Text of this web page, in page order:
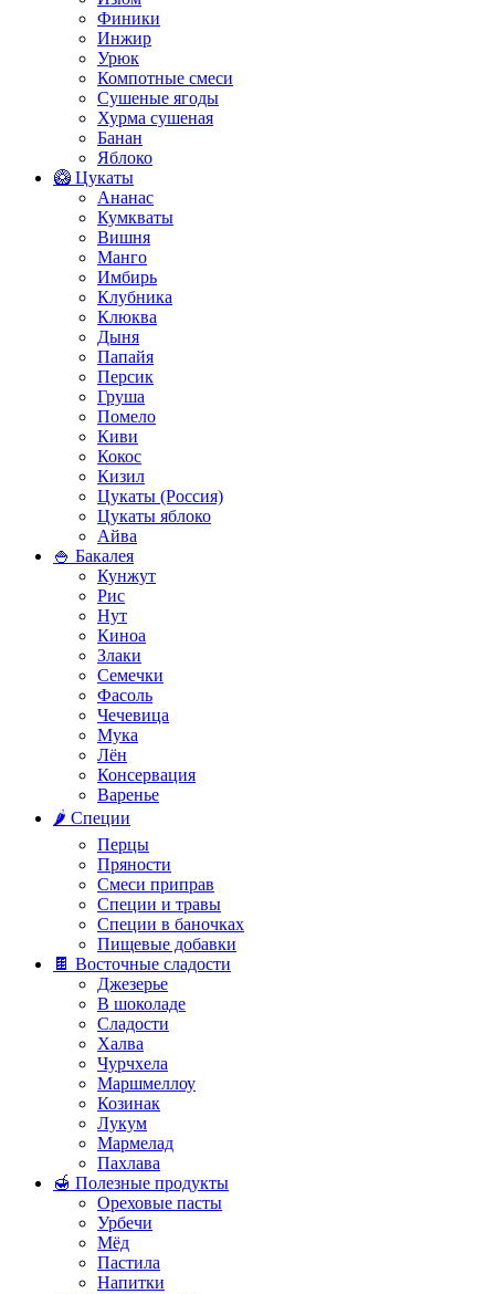
Финики
Инжир
Урюк
Компотные смеси
Сушеные ягоды
Хурма сушеная
Банан
Яблоко
🥝 Цукаты
Ананас
Кумкваты
Вишня
Манго
Имбирь
Клубника
Клюква
Дыня
Папайя
Персик
Груша
Помело
Киви
Кокос
Кизил
Цукаты (Россия)
Цукаты яблоко
Айва
🍚 Бакалея
Кунжут
Рис
Нут
Киноа
Злаки
Семечки
Фасоль
Чечевица
Мука
Лён
Консервация
Варенье
🌶️ Специи
Перцы
Пряности
Смеси приправ
Специи и травы
Специи в баночках
Пищевые добавки
🍫 Восточные сладости
Джезерье
В шоколаде
Сладости
Халва
Чурчхела
Маршмеллоу
Козинак
Лукум
Мармелад
Пахлава
🍯 Полезные продукты
Ореховые пасты
Урбечи
Мёд
Пастила
Напитки